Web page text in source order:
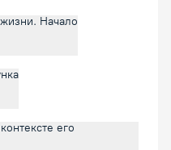
Начало
его